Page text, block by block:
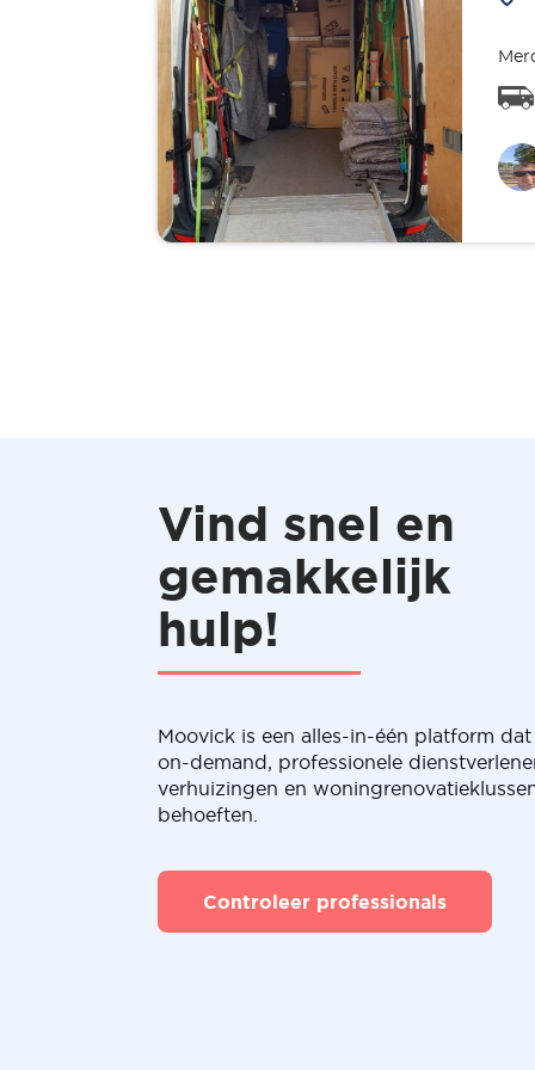
Vind snel en
gemakkelijk
hulp!
Moovick is een alles-in-één platform
on-demand, professionele
verhuizingen en
behoeften.
Controleer professionals